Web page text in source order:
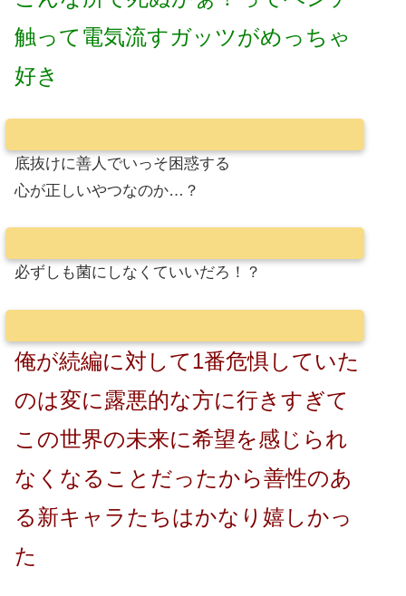
触って電気流すガッツがめっちゃ
好き
底抜けに善人でいっそ困惑する
心が正しいやつなのか…？
必ずしも菌にしなくていいだろ！？
俺が続編に対して1番危惧していた
のは変に露悪的な方に行きすぎて
この世界の未来に希望を感じられ
なくなることだったから善性のあ
る新キャラたちはかなり嬉しかっ
た